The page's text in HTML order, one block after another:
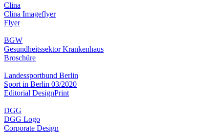
Clina
Clina Imageflyer
Flyer
BGW
Gesundheitssektor Krankenhaus
Broschüre
Landessportbund Berlin
Sport in Berlin 03/2020
Editorial DesignPrint
DGG
DGG Logo
Corporate Design